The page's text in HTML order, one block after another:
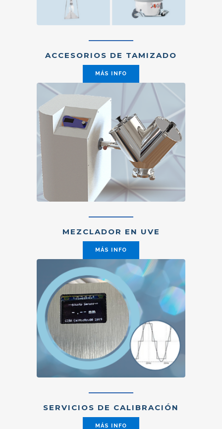
ACCESORIOS DE TAMIZADO
MÁS INFO
MEZCLADOR EN UVE
MÁS INFO
SERVICIOS DE CALIBRACIÓN
MÁS INFO